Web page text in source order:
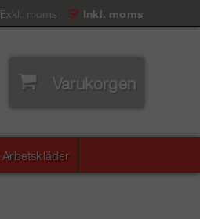
Exkl. moms Inkl. moms
Varukorgen
Arbetskläder